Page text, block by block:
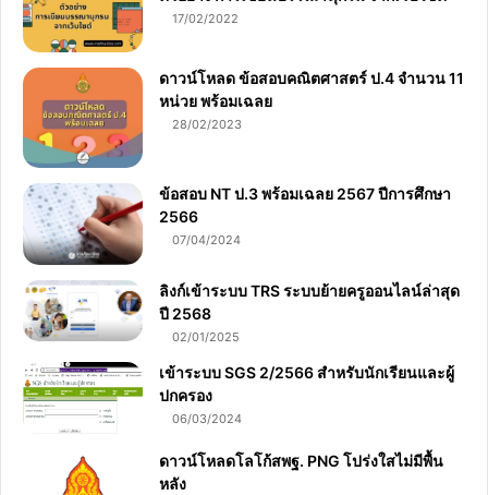
17/02/2022
ดาวน์โหลด ข้อสอบคณิตศาสตร์ ป.4 จำนวน 11
หน่วย พร้อมเฉลย
28/02/2023
ข้อสอบ NT ป.3 พร้อมเฉลย 2567 ปีการศึกษา
2566
07/04/2024
ลิงก์เข้าระบบ TRS ระบบย้ายครูออนไลน์ล่าสุด
ปี 2568
02/01/2025
เข้าระบบ SGS 2/2566 สำหรับนักเรียนและผู้
ปกครอง
06/03/2024
ดาวน์โหลดโลโก้สพฐ. PNG โปร่งใสไม่มีพื้น
หลัง